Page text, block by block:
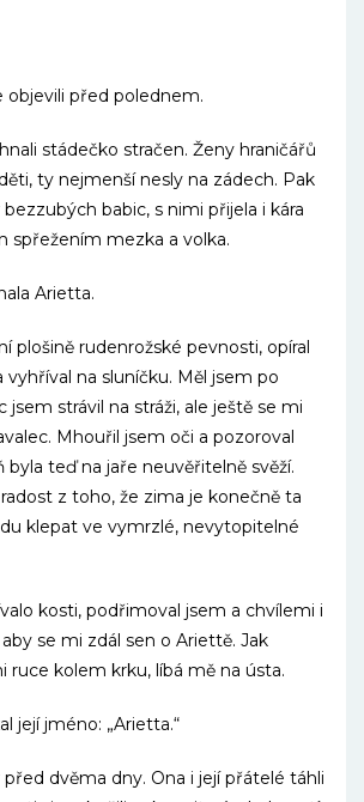
objevili před polednem.
stádečko stračen. Ženy hraničářů
ty nejmenší nesly na zádech. Pak
babic, s nimi přijela i kára
spřežením mezka a volka.
Arietta.
plošině rudenrožské pevnosti, opíral
vyhříval na sluníčku. Měl jsem po
jsem strávil na stráži, ale ještě se mi
Mhouřil jsem oči a pozoroval
byla teď na jaře neuvěřitelně svěží.
z toho, že zima je konečně ta
klepat ve vymrzlé, nevytopitelné
kosti, podřimoval jsem a chvílemi i
se mi zdál sen o Ariettě. Jak
ruce kolem krku, líbá mě na ústa.
její jméno: „Arietta.“
dvěma dny. Ona i její přátelé táhli